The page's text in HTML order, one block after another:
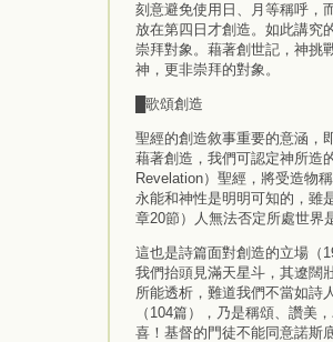
刻意避免使用日、月等稱呼，
放在第四日才創造。如此講究
崇拜對象。藉著創世記，神挑
神，更非崇拜的對象。
█歌頌創造
聖經的創造敘事重要的意涵，
藉著創造，我們可認定神所造
Revelation）聖經，將受造物
永能和神性是明明可知的，雖
章20節）人無法否定所處世界
這也是詩篇面對創造的立場（
我們抬頭見滿天星斗，其遼闊
所能透析，難道我們不當如詩
（104篇），乃是稱頌、讚美
喜！基督的門徒不能同意諾斯